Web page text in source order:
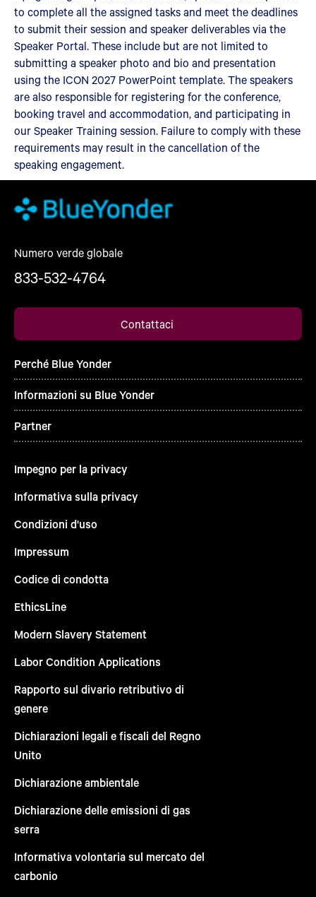
to complete all the assigned tasks and meet the deadlines
to submit their session and speaker deliverables via the
Speaker Portal. These include but are not limited to
submitting a speaker photo and bio and presentation
using the ICON 2027 PowerPoint template. The speakers
are also responsible for registering for the conference,
booking travel and accommodation, and participating in
our Speaker Training session. Failure to comply with these
requirements may result in the cancellation of the
speaking engagement.
Numero verde globale
833-532-4764
Contattaci
Perché Blue Yonder
Informazioni su Blue Yonder
Partner
Impegno per la privacy
Informativa sulla privacy
Condizioni d'uso
Impressum
Codice di condotta
EthicsLine
Modern Slavery Statement
Labor Condition Applications
Rapporto sul divario retributivo di
genere
Dichiarazioni legali e fiscali del Regno
Unito
Dichiarazione ambientale
Dichiarazione delle emissioni di gas
serra
Informativa volontaria sul mercato del
carbonio